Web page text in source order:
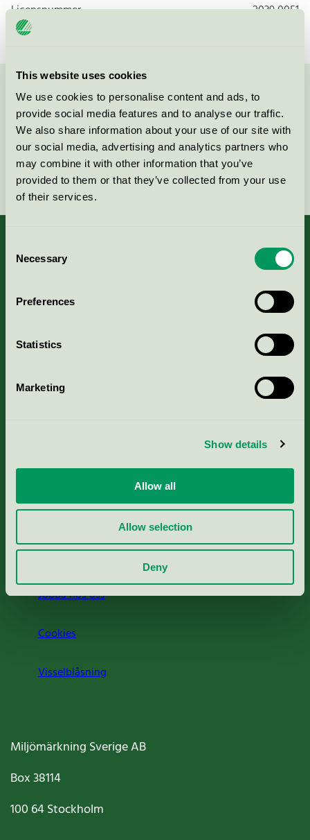
This website uses cookies
We use cookies to personalise content and ads, to
provide social media features and to analyse our traffic.
We also share information about your use of our site with
our social media, advertising and analytics partners who
may combine it with other information that you’ve
provided to them or that they’ve collected from your use
of their services.
Selection
Necessary
Preferences
Statistics
Marketing
Show details
Allow all
Allow selection
Deny
Licensnummer
2039 0051
Kontakta oss på08-55 55 24 00eller via formuläret:
Rapporter & undersökningar
Om oss
Jobba hos oss
Cookies
Visselblåsning
Miljömärkning Sverige AB
Box38114
100 64Stockholm